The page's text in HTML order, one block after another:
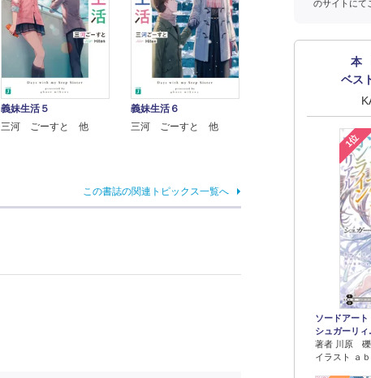
義妹生活５
三河 ごーすと 他
義妹生活６
三河 ごーすと 他
この書誌の関連トピックス一覧へ
のサイトにて
本
ベス
1位
ソードアー
シュガーリ
著者 川原 礫
イラスト ａｂ